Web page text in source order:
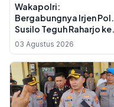
Wakapolri:
Bergabungnya Irjen Pol.
Susilo Teguh Raharjo ke
UBISA Perkuat Jejaring
Nasional Pusat Studi
Kepolisian
03 Agustus 2026